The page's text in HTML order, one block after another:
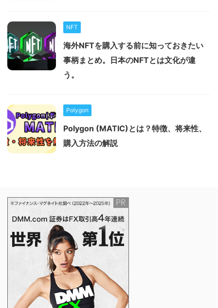
NFT
海外NFTを購入する前に知っておきたい
事柄まとめ。日本のNFTとは文化が違
う。
Polygon
Polygon (MATIC)とは？特徴、将来性、
購入方法の解説